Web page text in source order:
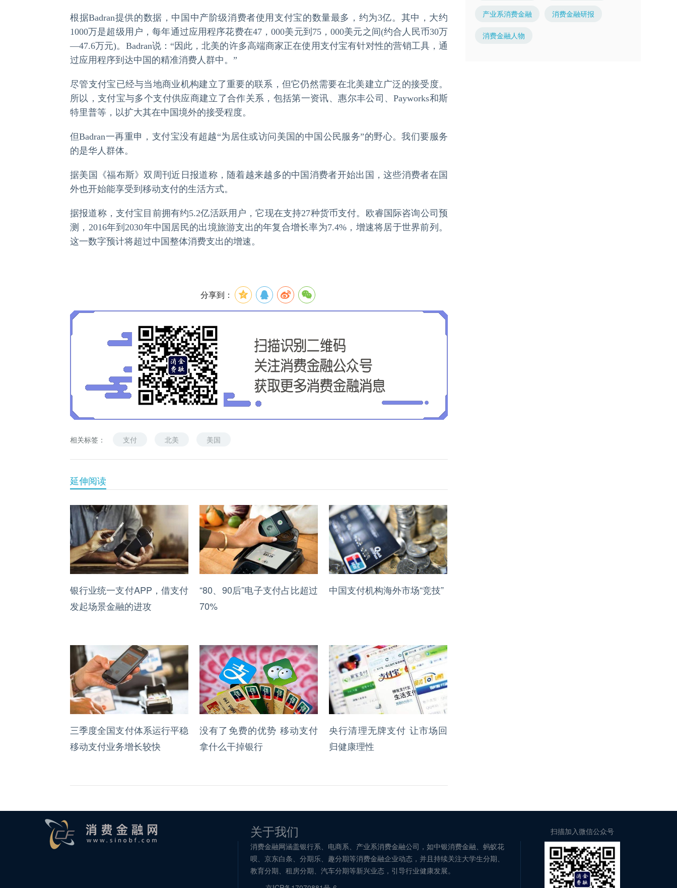
根据Badran提供的数据，中国中产阶级消费者使用支付宝的数量最多，约为3亿。其中，大约
1000万是超级用户，每年通过应用程序花费在47，000美元到75，000美元之间(约合人民币30万
—47.6万元)。Badran说：“因此，北美的许多高端商家正在使用支付宝有针对性的营销工具，通
过应用程序到达中国的精准消费人群中。”
尽管支付宝已经与当地商业机构建立了重要的联系，但它仍然需要在北美建立广泛的接受度。
所以，支付宝与多个支付供应商建立了合作关系，包括第一资讯、惠尔丰公司、Payworks和斯
特里普等，以扩大其在中国境外的接受程度。
但Badran一再重申，支付宝没有超越“为居住或访问美国的中国公民服务”的野心。我们要服务
的是华人群体。
据美国《福布斯》双周刊近日报道称，随着越来越多的中国消费者开始出国，这些消费者在国
外也开始能享受到移动支付的生活方式。
据报道称，支付宝目前拥有约5.2亿活跃用户，它现在支持27种货币支付。欧睿国际咨询公司预
测，2016年到2030年中国居民的出境旅游支出的年复合增长率为7.4%，增速将居于世界前列。
这一数字预计将超过中国整体消费支出的增速。
分享到：
相关标签： 支付 北美 美国
延伸阅读
银行业统一支付APP，借支付
发起场景金融的进攻
“80、90后”电子支付占比超过
70%
中国支付机构海外市场“竞技”
三季度全国支付体系运行平稳
移动支付业务增长较快
没有了免费的优势 移动支付
拿什么干掉银行
央行清理无牌支付 让市场回
归健康理性
产业系消费金融 消费金融研报
消费金融人物
关于我们
消费金融网涵盖银行系、电商系、产业系消费金融公司，如中银消费金融、蚂蚁花
呗、京东白条、分期乐、趣分期等消费金融企业动态，并且持续关注大学生分期、
教育分期、租房分期、汽车分期等新兴业态，引导行业健康发展。
扫描加入微信公众号